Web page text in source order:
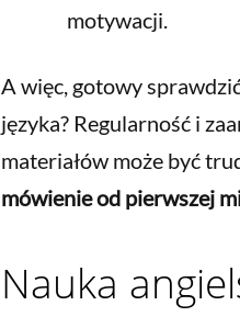
motywacji.
A więc, gotowy
języka? Regularność i
materiałów może być
mówienie od pierwszej
Nauka